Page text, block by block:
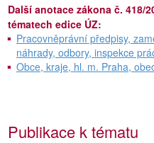
Další anotace zákona č. 418/
tématech edice ÚZ:
Pracovněprávní předpisy,
náhrady, odbory, inspekce
Obce, kraje, hl. m. Praha,
Publikace k tématu